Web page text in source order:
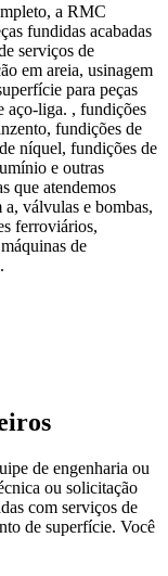
a RMC
fundidas acabadas
serviços de
em areia, usinagem
para peças
aço-liga. , fundições
fundições de
níquel, fundições de
e outras
que atendemos
válvulas e bombas,
ferroviários,
de
de engenharia ou
ou solicitação
com serviços de
de superfície. Você